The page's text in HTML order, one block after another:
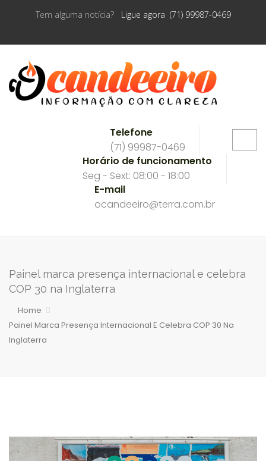
Tem alguma notícia? Ligue agora (71) 99987-0469
Telefone
(71) 99987-0469
Horário de funcionamento
Seg - Sext: 08:00 - 18:00
E-mail
ocandeeiro@terra.com.br
Painel marca presença internacional e celebra
COP 30 na Inglaterra
Home
Painel Marca Presença Internacional E Celebra COP 30 Na
Inglaterra